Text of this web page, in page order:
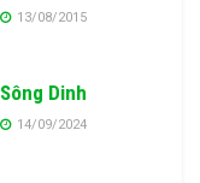
13/08/2015
Sông Dinh
14/09/2024